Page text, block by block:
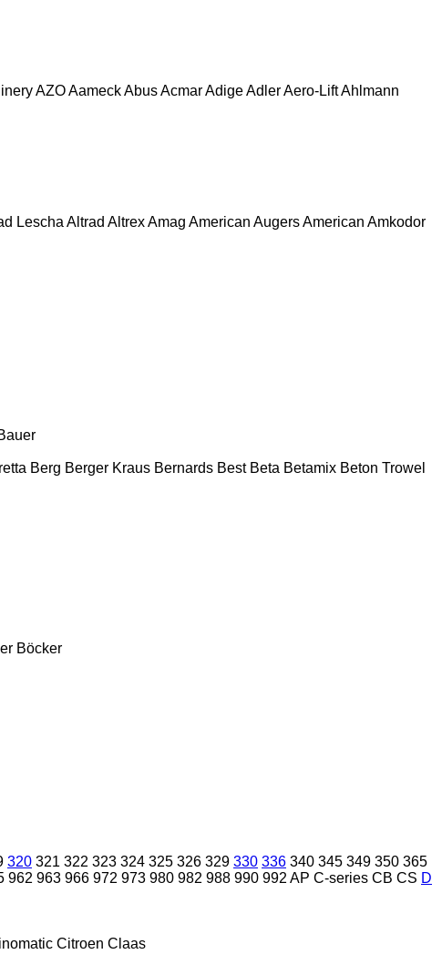
AZOAameckAbusAcmarAdigeAdlerAero-LiftAhlmann
Lescha Altrad AltrexAmag American AugersAmerican Amkodor
Berg Berger Kraus Bernards Best Beta Betamix Beton Trowel
Böcker
320 321 322 323 324 325 326 329 330 336 340 345 349 350 365
962 963 966 972 973 980 982 988 990 992 AP C-series CB CS D
Citroen Claas